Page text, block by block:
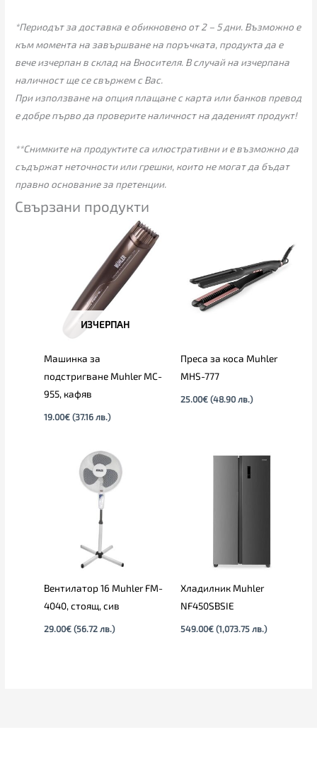
*Периодът за доставка е обикновено от 2 – 5 дни. Възможно е
към момента на завършване на поръчката, продукта да е
вече изчерпан в склад на Вносителя. В случай на изчерпана
наличност ще се свържем с Вас.
При използване на опция плащане с карта или банков превод
е добре първо да проверите наличност на даденият продукт!
**Снимките на продуктите са илюстративни и е възможно да
съдържат неточности или грешки, които не могат да бъдат
правно основание за претенции.
Свързани продукти
ИЗЧЕРПАН
Машинка за
подстригване Muhler MC-
955, кафяв
19.00€ (37.16 лв.)
Преса за коса Muhler
MHS-777
25.00€ (48.90 лв.)
Вентилатор 16 Muhler FM-
4040, стоящ, сив
29.00€ (56.72 лв.)
Хладилник Muhler
NF450SBSIE
549.00€ (1,073.75 лв.)